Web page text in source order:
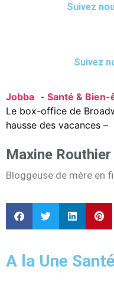
Suivez
Suivez
Jobba
Santé & Bien-
Le box-office de
hausse des vacances –
Maxine Routhier
Bloggeuse de mère en
A la Une